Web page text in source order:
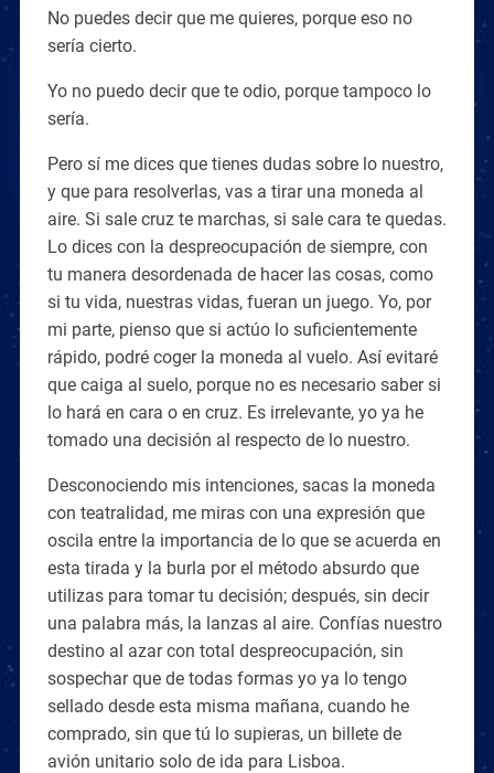
No puedes decir que me quieres, porque eso no
sería cierto.
Yo no puedo decir que te odio, porque tampoco lo
sería.
Pero sí me dices que tienes dudas sobre lo nuestro,
y que para resolverlas, vas a tirar una moneda al
aire. Si sale cruz te marchas, si sale cara te quedas.
Lo dices con la despreocupación de siempre, con
tu manera desordenada de hacer las cosas, como
si tu vida, nuestras vidas, fueran un juego. Yo, por
mi parte, pienso que si actúo lo suficientemente
rápido, podré coger la moneda al vuelo. Así evitaré
que caiga al suelo, porque no es necesario saber si
lo hará en cara o en cruz. Es irrelevante, yo ya he
tomado una decisión al respecto de lo nuestro.
Desconociendo mis intenciones, sacas la moneda
con teatralidad, me miras con una expresión que
oscila entre la importancia de lo que se acuerda en
esta tirada y la burla por el método absurdo que
utilizas para tomar tu decisión; después, sin decir
una palabra más, la lanzas al aire. Confías nuestro
destino al azar con total despreocupación, sin
sospechar que de todas formas yo ya lo tengo
sellado desde esta misma mañana, cuando he
comprado, sin que tú lo supieras, un billete de
avión unitario solo de ida para Lisboa.